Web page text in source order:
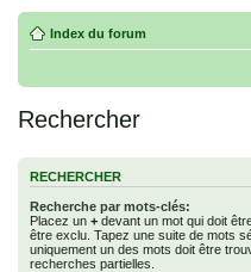
Index du forum
Rechercher
RECHERCHER
Recherche par mots-clés:
Placez un + devant un mot qui doit
être exclu. Tapez une suite de mots
uniquement un des mots doit être
recherches partielles.